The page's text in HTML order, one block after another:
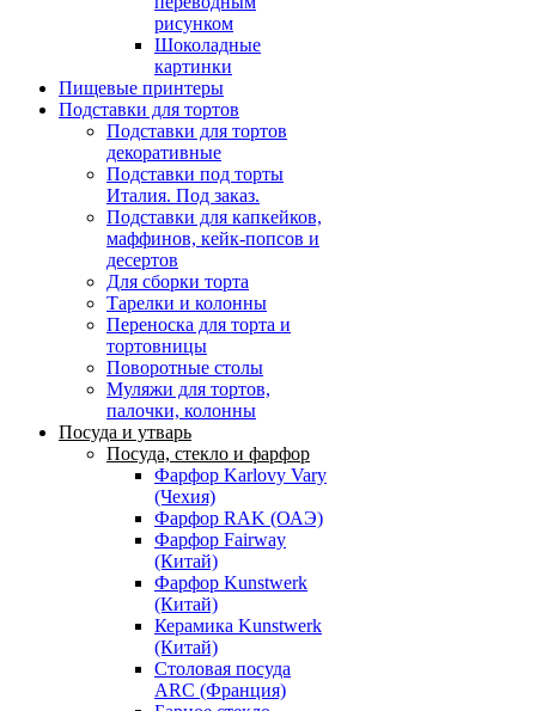
рисунком
Шоколадные
картинки
Пищевые принтеры
Подставки для тортов
Подставки для тортов
декоративные
Подставки под торты
Италия. Под заказ.
Подставки для капкейков,
маффинов, кейк-попсов и
десертов
Для сборки торта
Тарелки и колонны
Переноска для торта и
тортовницы
Поворотные столы
Муляжи для тортов,
палочки, колонны
Посуда и утварь
Посуда, стекло и фарфор
Фарфор Karlovy Vary
(Чехия)
Фарфор RAK (ОАЭ)
Фарфор Fairway
(Китай)
Фарфор Kunstwerk
(Китай)
Керамика Kunstwerk
(Китай)
Столовая посуда
ARC (Франция)